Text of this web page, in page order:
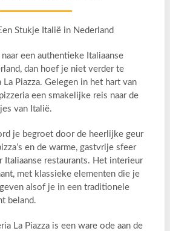
Stukje Italië in Nederland
een authentieke Italiaanse
dan hoef je niet verder te
La Piazza. Gelegen in het hart van
een smakelijke reis naar de
van Italië.
je begroet door de heerlijke geur
en de warme, gastvrije sfeer
Italiaanse restaurants. Het interieur
met klassieke elementen die je
alsof je in een traditionele
beland.
La Piazza is een ware ode aan de